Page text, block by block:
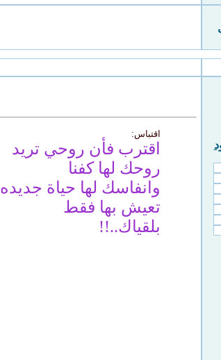
اقتباس:
اقترب فأن روحي تريد
روحك لها كفنا
وانفاسك لها حياة جديده
تعيش بها فقط
بلقياك..!!